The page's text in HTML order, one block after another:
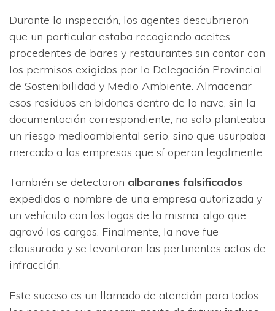
Durante la inspección, los agentes descubrieron
que un particular estaba recogiendo aceites
procedentes de bares y restaurantes sin contar con
los permisos exigidos por la Delegación Provincial
de Sostenibilidad y Medio Ambiente. Almacenar
esos residuos en bidones dentro de la nave, sin la
documentación correspondiente, no solo planteaba
un riesgo medioambiental serio, sino que usurpaba
mercado a las empresas que sí operan legalmente.
También se detectaron albaranes falsificados
expedidos a nombre de una empresa autorizada y
un vehículo con los logos de la misma, algo que
agravó los cargos. Finalmente, la nave fue
clausurada y se levantaron las pertinentes actas de
infracción.
Este suceso es un llamado de atención para todos